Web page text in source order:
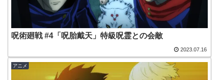
呪術廻戦 #4「呪胎戴天」特級呪霊との会敵
2023.07.16
アニメ